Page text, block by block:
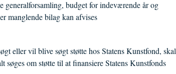
generalforsamling, budget for indeværende år og
manglende bilag kan afvises
eller vil blive søgt støtte hos Statens Kunstfond, skal
om støtte til at finansiere Statens Kunstfonds